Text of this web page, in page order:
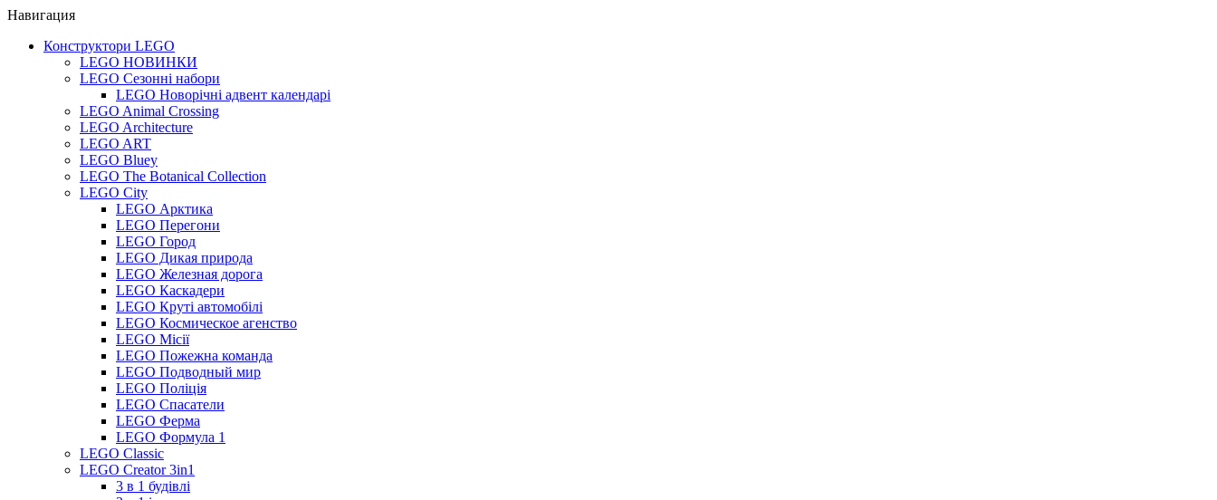
Навигация
Конструктори LEGO
LEGO НОВИНКИ
LEGO Сезонні набори
LEGO Новорічні адвент календарі
LEGO Animal Crossing
LEGO Architecture
LEGO ART
LEGO Bluey
LEGO The Botanical Collection
LEGO City
LEGO Арктика
LEGO Перегони
LEGO Город
LEGO Дикая природа
LEGO Железная дорога
LEGO Каскадери
LEGO Круті автомобілі
LEGO Космическое агенство
LEGO Місії
LEGO Пожежна команда
LEGO Подводный мир
LEGO Поліція
LEGO Спасатели
LEGO Ферма
LEGO Формула 1
LEGO Classic
LEGO Creator 3in1
3 в 1 будівлі